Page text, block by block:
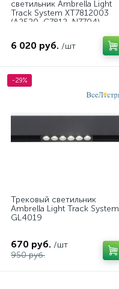
светильник Ambrella Light
Track System XT7812003
(A2520, C7812, N7704)
6 020 руб. /шт
-29%
Трековый светильник
Ambrella Light Track System
GL4019
670 руб. /шт
950 руб.